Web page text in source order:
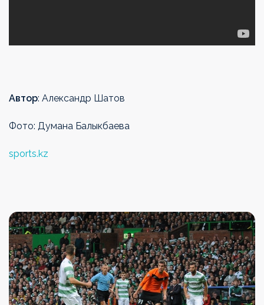
Автор: Александр Шатов
Фото: Думана Балыкбаева
sports.kz